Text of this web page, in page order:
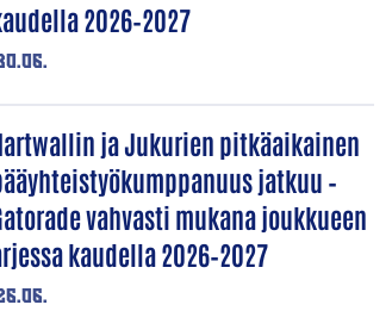
2026–2027
ja Jukurien pitkäaikainen
jatkuu –
vahvasti mukana joukkueen
kaudella 2026–2027